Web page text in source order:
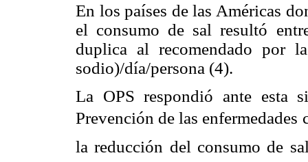
En los países de las Américas
el consumo de sal resultó
duplica al recomendado por
sodio)/día/persona (4).
La OPS respondió ante esta
Prevención de las
la reducción del consumo de